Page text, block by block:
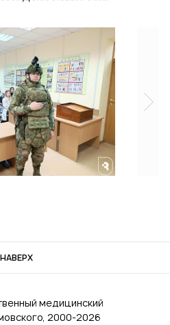
НАВЕРХ
медицинский
2000‑2026